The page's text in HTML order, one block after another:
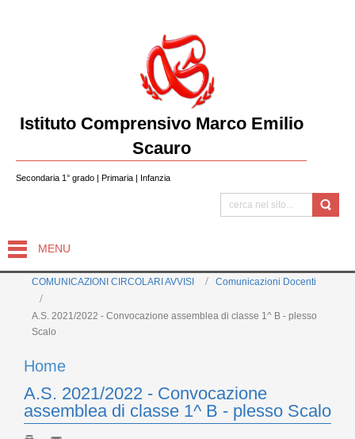
Istituto Comprensivo Marco Emilio
Scauro
Secondaria 1° grado | Primaria | Infanzia
MENU
COMUNICAZIONI CIRCOLARI AVVISI Comunicazioni Docenti
A.S. 2021/2022 - Convocazione assemblea di classe 1^ B - plesso
Scalo
Home
A.S. 2021/2022 - Convocazione
assemblea di classe 1^ B - plesso Scalo